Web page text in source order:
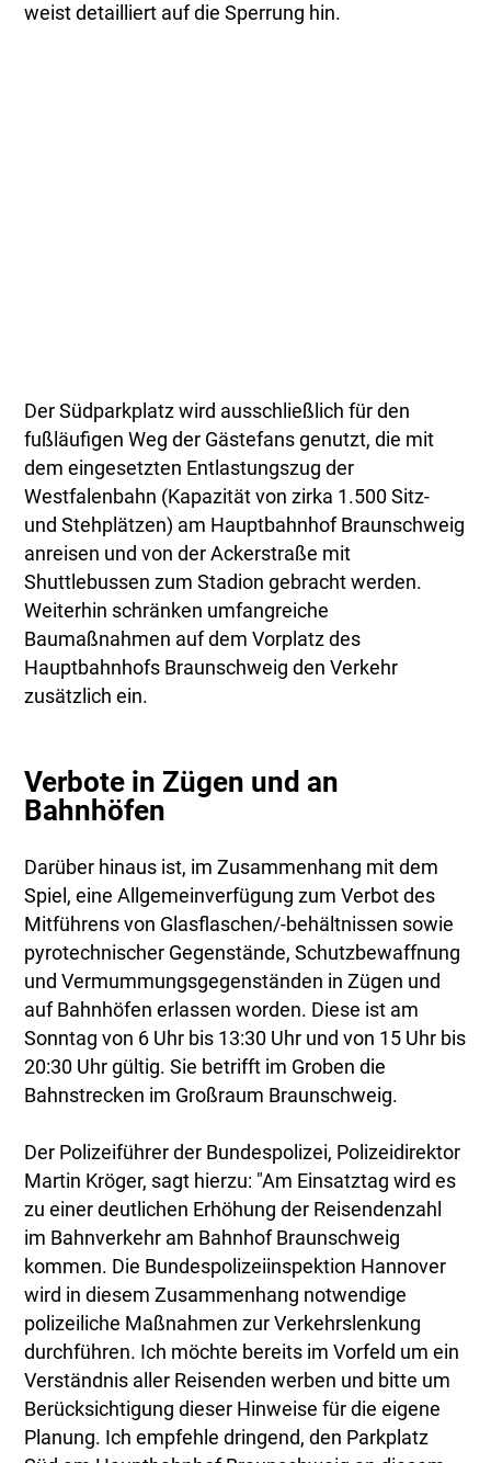
weist detailliert auf die Sperrung hin.
Der Südparkplatz wird ausschließlich für den
fußläufigen Weg der Gästefans genutzt, die mit
dem eingesetzten Entlastungszug der
Westfalenbahn (Kapazität von zirka 1.500 Sitz-
und Stehplätzen) am Hauptbahnhof Braunschweig
anreisen und von der Ackerstraße mit
Shuttlebussen zum Stadion gebracht werden.
Weiterhin schränken umfangreiche
Baumaßnahmen auf dem Vorplatz des
Hauptbahnhofs Braunschweig den Verkehr
zusätzlich ein.
Verbote in Zügen und an
Bahnhöfen
Darüber hinaus ist, im Zusammenhang mit dem
Spiel, eine Allgemeinverfügung zum Verbot des
Mitführens von Glasflaschen/-behältnissen sowie
pyrotechnischer Gegenstände, Schutzbewaffnung
und Vermummungsgegenständen in Zügen und
auf Bahnhöfen erlassen worden. Diese ist am
Sonntag von 6 Uhr bis 13:30 Uhr und von 15 Uhr bis
20:30 Uhr gültig. Sie betrifft im Groben die
Bahnstrecken im Großraum Braunschweig.
Der Polizeiführer der Bundespolizei, Polizeidirektor
Martin Kröger, sagt hierzu: "Am Einsatztag wird es
zu einer deutlichen Erhöhung der Reisendenzahl
im Bahnverkehr am Bahnhof Braunschweig
kommen. Die Bundespolizeiinspektion Hannover
wird in diesem Zusammenhang notwendige
polizeiliche Maßnahmen zur Verkehrslenkung
durchführen. Ich möchte bereits im Vorfeld um ein
Verständnis aller Reisenden werben und bitte um
Berücksichtigung dieser Hinweise für die eigene
Planung. Ich empfehle dringend, den Parkplatz